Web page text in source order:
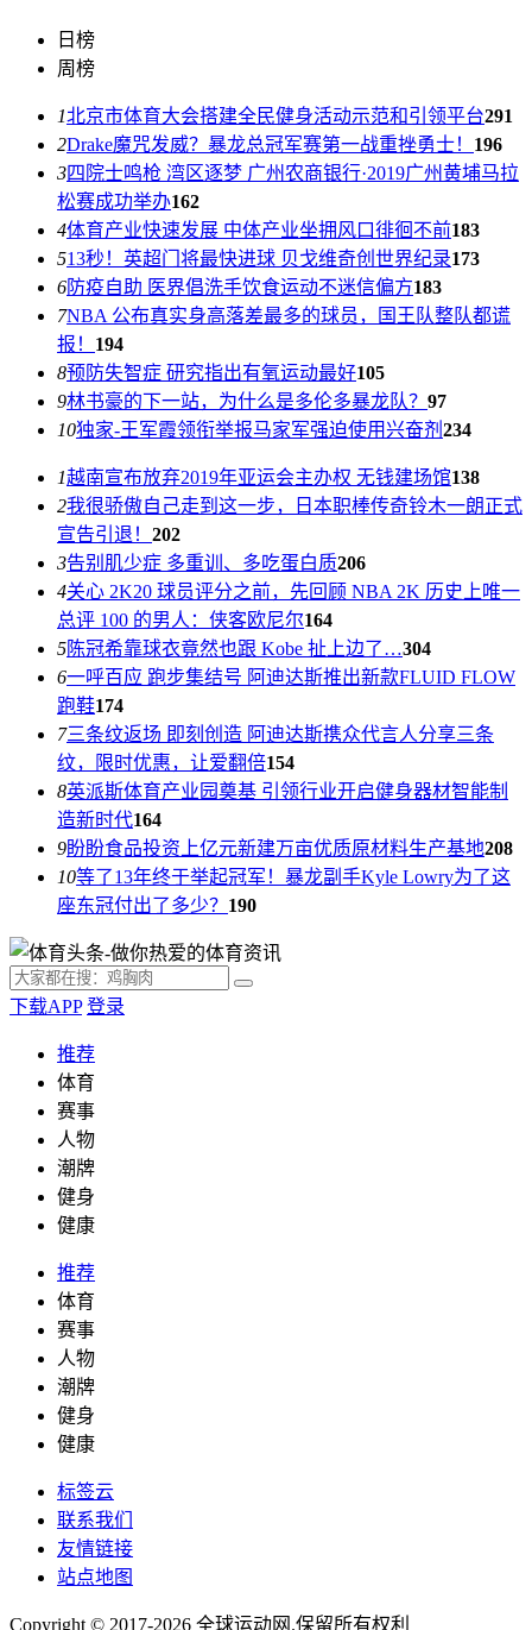
日榜
周榜
1北京市体育大会搭建全民健身活动示范和引领平台291
2Drake魔咒发威？暴龙总冠军赛第一战重挫勇士！ 196
3四院士鸣枪 湾区逐梦 广州农商银行·2019广州黄埔马拉
松赛成功举办162
4体育产业快速发展 中体产业坐拥风口徘徊不前183
513秒！英超门将最快进球 贝戈维奇创世界纪录173
6防疫自助 医界倡洗手饮食运动不迷信偏方183
7NBA 公布真实身高落差最多的球员，国王队整队都谎
报！ 194
8预防失智症 研究指出有氧运动最好105
9林书豪的下一站，为什么是多伦多暴龙队？ 97
10独家-王军霞领衔举报马家军强迫使用兴奋剂 234
1越南宣布放弃2019年亚运会主办权 无钱建场馆138
2我很骄傲自己走到这一步，日本职棒传奇铃木一朗正式
宣告引退！ 202
3告别肌少症 多重训、多吃蛋白质206
4关心 2K20 球员评分之前，先回顾 NBA 2K 历史上唯一
总评 100 的男人：侠客欧尼尔164
5陈冠希靠球衣竟然也跟 Kobe 扯上边了…304
6一呼百应 跑步集结号 阿迪达斯推出新款FLUID FLOW
跑鞋174
7三条纹返场 即刻创造 阿迪达斯携众代言人分享三条
纹，限时优惠，让爱翻倍154
8英派斯体育产业园奠基 引领行业开启健身器材智能制
造新时代164
9盼盼食品投资上亿元新建万亩优质原材料生产基地208
10等了13年终于举起冠军！暴龙副手Kyle Lowry为了这
座东冠付出了多少？ 190
下载APP 登录
推荐
体育
赛事
人物
潮牌
健身
健康
推荐
体育
赛事
人物
潮牌
健身
健康
标签云
联系我们
友情链接
站点地图
Copyright © 2017-2026 全球运动网 .保留所有权利